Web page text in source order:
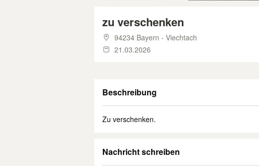
zu verschenken
94234 Bayern - Viechtach
21.03.2026
Beschreibung
Zu verschenken.
Nachricht schreiben